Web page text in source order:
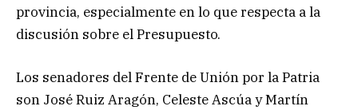
provincia, especialmente en lo que respecta a la
discusión sobre el Presupuesto.
Los senadores del Frente de Unión por la Patria
son José Ruiz Aragón, Celeste Ascúa y Martín